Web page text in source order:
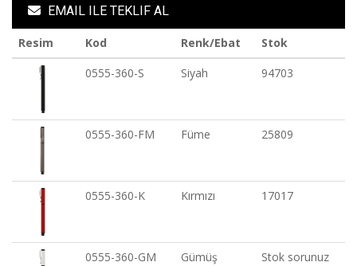
EMAIL ILE TEKLIF AL
Resim Kod Renk/Ebat
Stok
0555-360-S
Siyah 94703
0555-360-FM Füme 25809
0555-360-K Kırmızı 17017
0555-360-GM Gümüş Stok sorunuz